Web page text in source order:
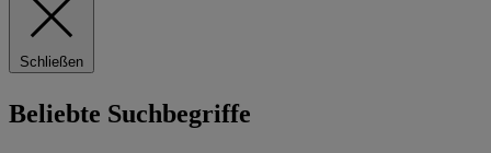
Schließen
Beliebte Suchbegriffe